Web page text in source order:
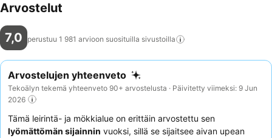
Arvostelut
7,0 perustuu 1 981 arvioon suosituilla sivustoilla
Arvostelujen yhteenveto
Tekoälyn tekemä yhteenveto 90+ arvostelusta · Päivitetty viimeksi: 9 Jun
2026
Tämä leirintä- ja mökkialue on erittäin arvostettu sen
lyömättömän sijainnin vuoksi, sillä se sijaitsee aivan upean